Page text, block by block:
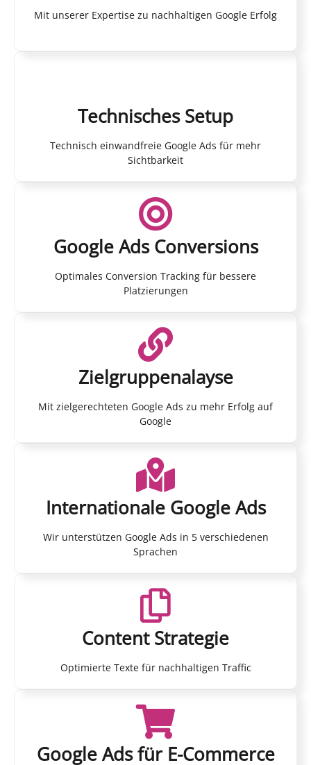
Mit unserer Expertise zu nachhaltigen Google Erfolg
Technisches Setup
Technisch einwandfreie Google Ads für mehr
Sichtbarkeit
Google Ads Conversions
Optimales Conversion Tracking für bessere
Platzierungen
Zielgruppenalayse
Mit zielgerechteten Google Ads zu mehr Erfolg auf
Google
Internationale Google Ads
Wir unterstützen Google Ads in 5 verschiedenen
Sprachen
Content Strategie
Optimierte Texte für nachhaltigen Traffic
Google Ads für E-Commerce